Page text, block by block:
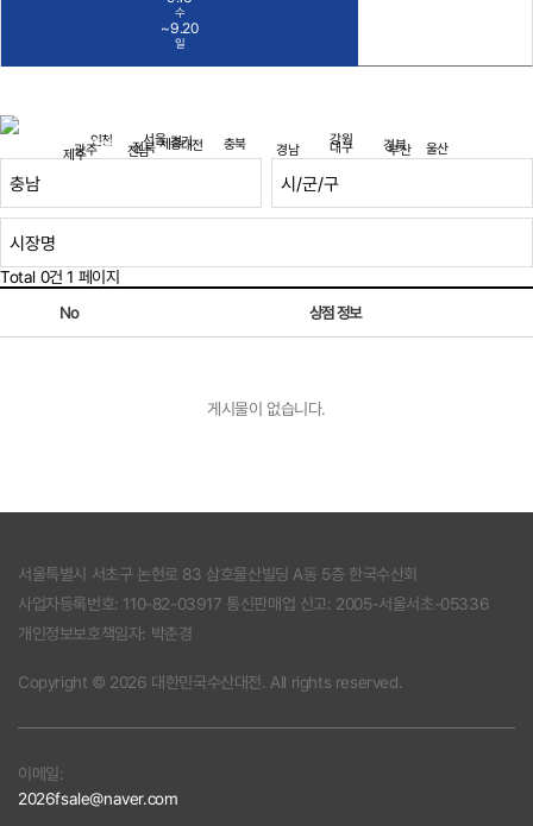
수
~9.20
일
서울
인천 경기 강원
충남 충북
세종대전 경북
대구
경남 울산
부산
전북
광주 전남
제주
Total 0건 1 페이지
No
상점 정보
게시물이 없습니다.
서울특별시 서초구 논현로 83 삼호물산빌딩 A동 5층 한국수산회
사업자등록번호: 110-82-03917 통신판매업 신고: 2005-서울서초-05336
개인정보보호책임자: 박춘경
Copyright © 2026 대한민국수산대전. All rights reserved.
이메일:
2026fsale@naver.com